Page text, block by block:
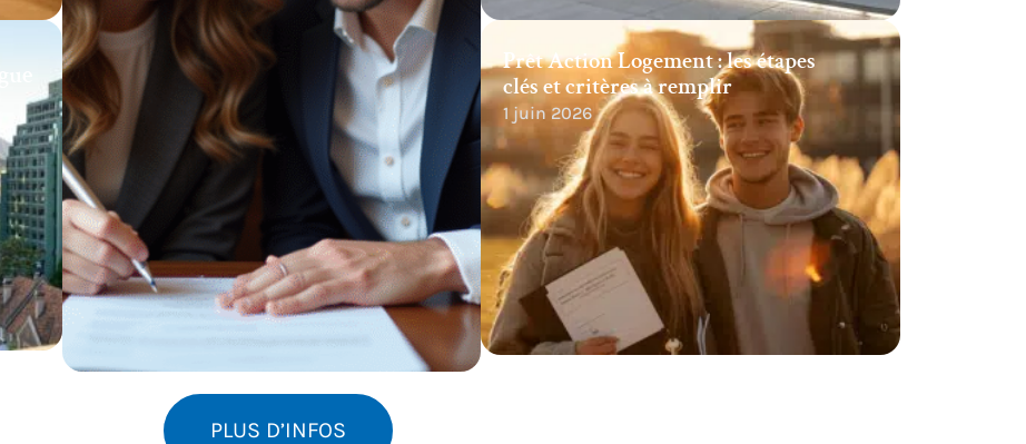
Prêt Action Logement : les étapes
clés et critères à remplir
1 juin 2026
PLUS D’INFOS